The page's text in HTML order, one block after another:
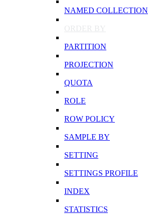
NAMED COLLECTION
ORDER BY
PARTITION
PROJECTION
QUOTA
ROLE
ROW POLICY
SAMPLE BY
SETTING
SETTINGS PROFILE
INDEX
STATISTICS